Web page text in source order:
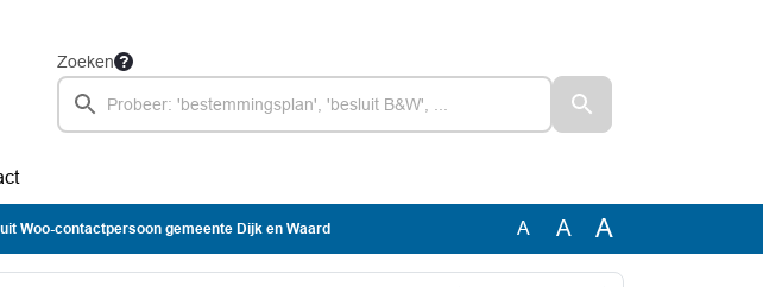
Zoeken
Woo-contactpersoon gemeente Dijk en Waard A A A